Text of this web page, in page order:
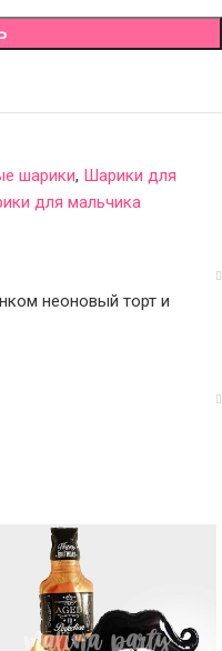
шарики, Шарики для
для мальчика
неоновый торт и